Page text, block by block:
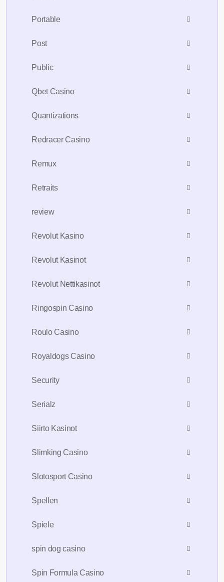
Portable
Post
Public
Qbet Casino
Quantizations
Redracer Casino
Remux
Retraits
review
Revolut Kasino
Revolut Kasinot
Revolut Nettikasinot
Ringospin Casino
Roulo Casino
Royaldogs Casino
Security
Serialz
Siirto Kasinot
Slimking Casino
Slotosport Casino
Spellen
Spiele
spin dog casino
Spin Formula Casino